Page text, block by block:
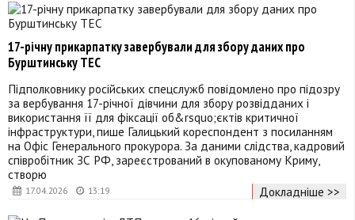
17.04.2026 13:19
17-річну прикарпатку завербували для збору даних про
Бурштинську ТЕС
Підполковнику російських спецслужб повідомлено про підозру
за вербування 17-річної дівчини для збору розвідданих і
використання її для фіксації об&rsquo;єктів критичної
інфраструктури, пише Галицький кореспондент з посиланням
на Офіс Генерального прокурора. За даними слідства, кадровий
співробітник ЗС РФ, зареєстрований в окупованому Криму,
створю
Докладніше >>